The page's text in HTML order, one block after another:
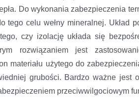
Do wykonania zabezpieczenia
tego celu wełny mineralnej. Układ
czy izolację układa się
rozwiązaniem jest
materiału użytego do
grubości. Bardzo ważne jest
przeciwwilgociowym